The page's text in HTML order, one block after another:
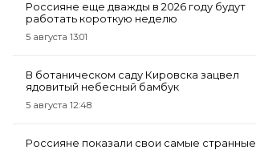
Россияне еще дважды в 2026 году будут
работать короткую неделю
5 августа 13:01
В ботаническом саду Кировска зацвел
ядовитый небесный бамбук
5 августа 12:48
Россияне показали свои самые странные